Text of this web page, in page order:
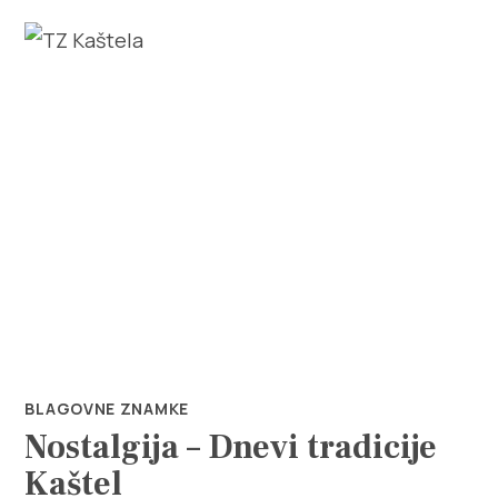
Multimedija
BLAGOVNE ZNAMKE
Nostalgija – Dnevi tradicije
Kaštel